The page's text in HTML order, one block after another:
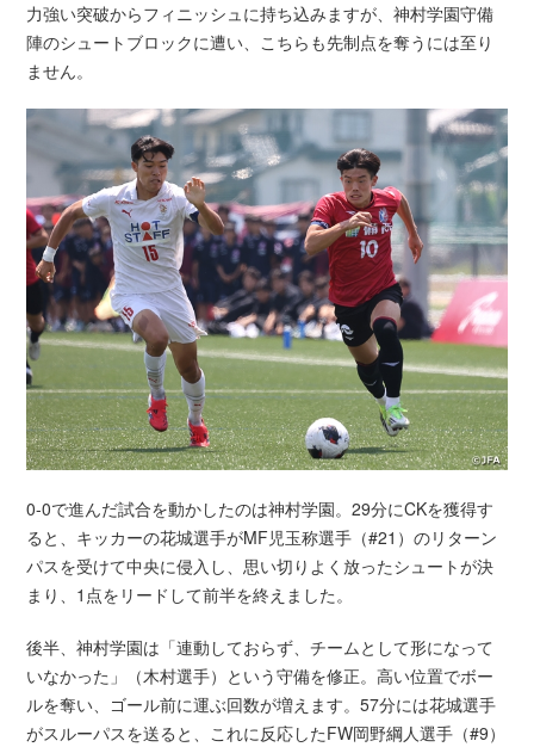
力強い突破からフィニッシュに持ち込みますが、神村学園守備
陣のシュートブロックに遭い、こちらも先制点を奪うには至り
ません。
0-0で進んだ試合を動かしたのは神村学園。29分にCKを獲得す
ると、キッカーの花城選手がMF児玉称選手（#21）のリターン
パスを受けて中央に侵入し、思い切りよく放ったシュートが決
まり、1点をリードして前半を終えました。
後半、神村学園は「連動しておらず、チームとして形になって
いなかった」（木村選手）という守備を修正。高い位置でボー
ルを奪い、ゴール前に運ぶ回数が増えます。57分には花城選手
がスルーパスを送ると、これに反応したFW岡野綱人選手（#9）